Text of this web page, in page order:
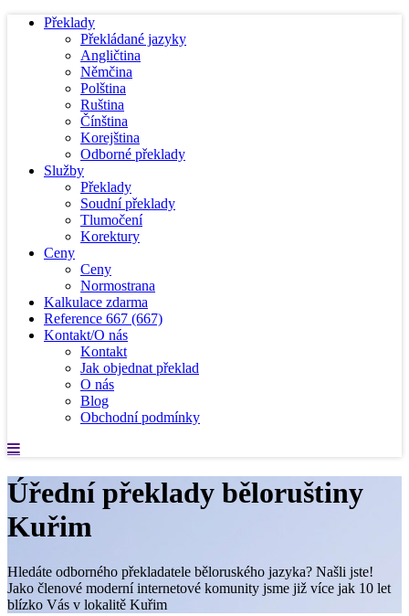
Překlady
Překládané jazyky
Angličtina
Němčina
Polština
Ruština
Čínština
Korejština
Odborné překlady
Služby
Překlady
Soudní překlady
Tlumočení
Korektury
Ceny
Ceny
Normostrana
Kalkulace zdarma
Reference 667 (667)
Kontakt/O nás
Kontakt
Jak objednat překlad
O nás
Blog
Obchodní podmínky
Úřední překlady běloruštiny
Kuřim
Hledáte odborného překladatele běloruského jazyka? Našli jste!
Jako členové moderní internetové komunity jsme již více jak 10 let
blízko Vás v lokalitě Kuřim